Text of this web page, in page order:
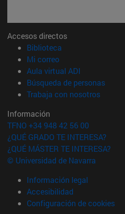
Accesos directos
Biblioteca
Mi correo(abre en nueva
Aula virtual ADI
Búsqueda de personas(abre
Trabaja con nosotros(abre
Información
TFNO +34 948 42 56 00
¿QUÉ GRADO TE INTERESA?
¿QUÉ MÁSTER TE INTERESA?
© Universidad de Navarra
Información legal
Accesibilidad
Configuración de cookies